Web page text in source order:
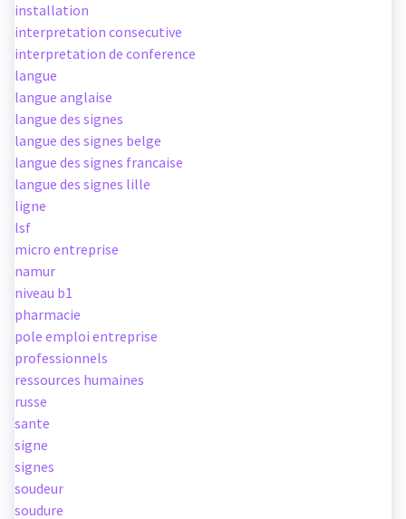
installation
interpretation consecutive
interpretation de conference
langue
langue anglaise
langue des signes
langue des signes belge
langue des signes francaise
langue des signes lille
ligne
lsf
micro entreprise
namur
niveau b1
pharmacie
pole emploi entreprise
professionnels
ressources humaines
russe
sante
signe
signes
soudeur
soudure